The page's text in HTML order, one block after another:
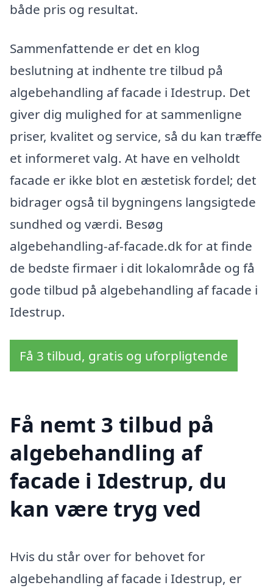
både pris og resultat.
Sammenfattende er det en klog
beslutning at indhente tre tilbud på
algebehandling af facade i Idestrup. Det
giver dig mulighed for at sammenligne
priser, kvalitet og service, så du kan træffe
et informeret valg. At have en velholdt
facade er ikke blot en æstetisk fordel; det
bidrager også til bygningens langsigtede
sundhed og værdi. Besøg
algebehandling-af-facade.dk for at finde
de bedste firmaer i dit lokalområde og få
gode tilbud på algebehandling af facade i
Idestrup.
Få 3 tilbud, gratis og uforpligtende
Få nemt 3 tilbud på
algebehandling af
facade i Idestrup, du
kan være tryg ved
Hvis du står over for behovet for
algebehandling af facade i Idestrup, er